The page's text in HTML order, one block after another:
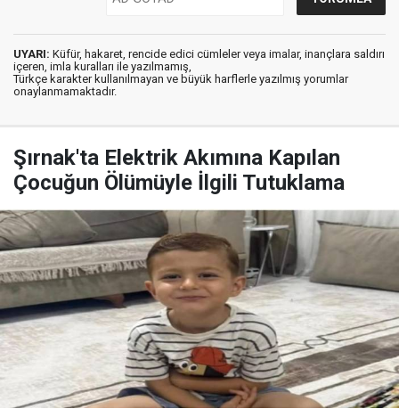
UYARI: Küfür, hakaret, rencide edici cümleler veya imalar, inançlara saldırı
içeren, imla kuralları ile yazılmamış,
Türkçe karakter kullanılmayan ve büyük harflerle yazılmış yorumlar
onaylanmamaktadır.
Şırnak'ta Elektrik Akımına Kapılan
Çocuğun Ölümüyle İlgili Tutuklama